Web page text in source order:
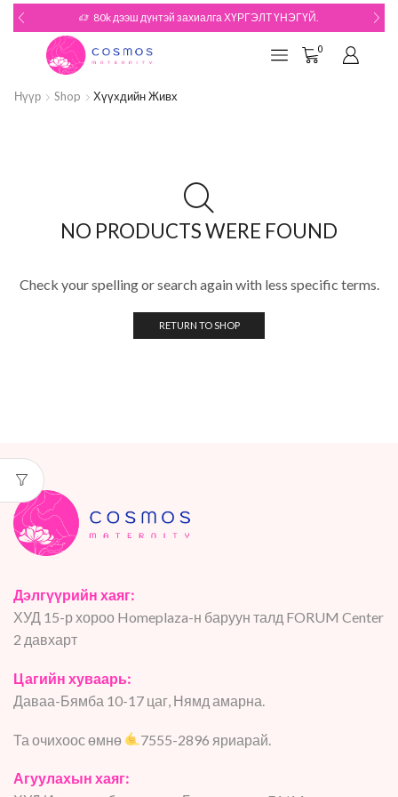
80k дээш дүнтэй захиалга ХҮРГЭЛТ ҮНЭГҮЙ.
0
Нүүр Shop Хүүхдийн Живх
NO PRODUCTS WERE FOUND
Check your spelling or search again with less specific terms.
RETURN TO SHOP
Дэлгүүрийн хаяг:
ХУД 15-р хороо Homeplaza-н баруун талд FORUM Center
2 давхарт
Цагийн хуваарь:
Даваа-Бямба 10-17 цаг, Нямд амарна.
Та очихоос өмнө 7555-2896 яриарай.
Агуулахын хаяг: